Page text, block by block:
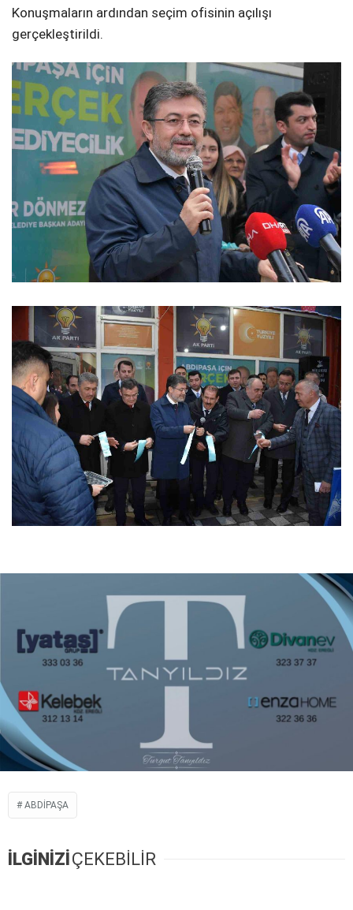
Konuşmaların ardından seçim ofisinin açılışı
gerçekleştirildi.
ABDIPAŞA
İLGİNİZİÇEKEBİLİR